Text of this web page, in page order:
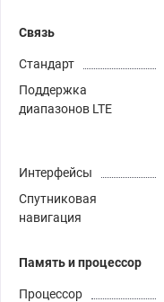
Связь
Стандарт
Поддержка
диапазонов LTE
Интерфейсы
Спутниковая
навигация
Память и процессор
Процессор